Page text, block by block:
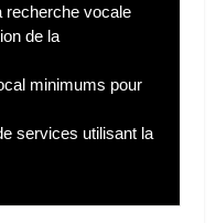
recherche vocale
de la
minimums pour
services utilisant la